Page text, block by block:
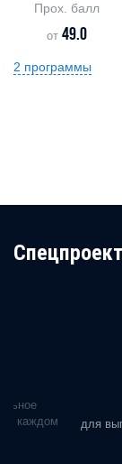
Прох. балл
от49.0
2 программы
в каждом
для